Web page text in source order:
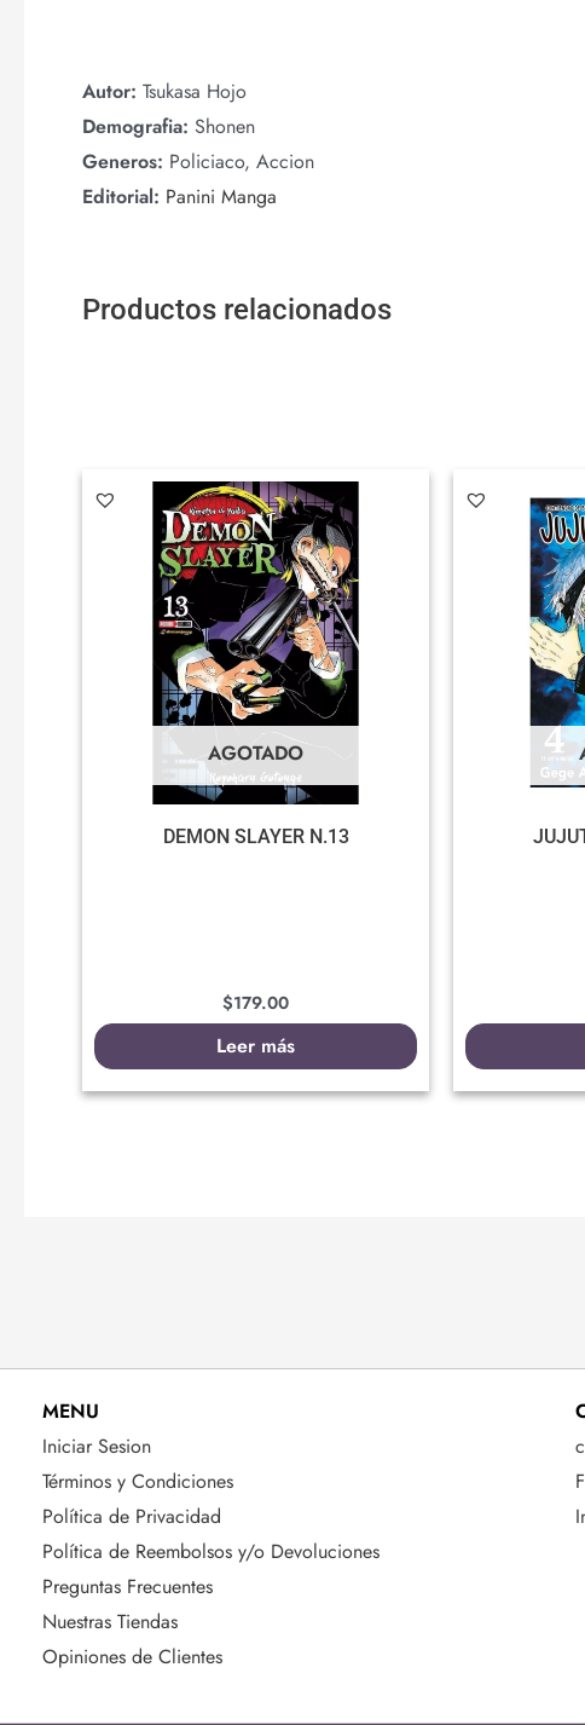
Autor: Tsukasa Hojo
Demografia: Shonen
Generos: Policiaco, Accion
Editorial: Panini Manga
Productos relacionados
AGOTADO
DEMON SLAYER N.13
$179.00
Leer más
MENU
Iniciar Sesion
Términos y Condiciones
Política de Privacidad
Política de Reembolsos y/o Devoluciones
Preguntas Frecuentes
Nuestras Tiendas
Opiniones de Clientes